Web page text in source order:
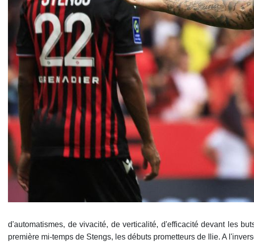
d'automatismes, de vivacité, de verticalité, d'efficacité devant les
première mi-temps de Stengs, les débuts prometteurs de Ilie. A